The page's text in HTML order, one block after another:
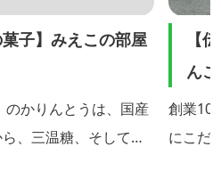
菓子】みえこの部屋
のかりんとうは、国産
、三温糖、そして
【
ん
創業
にこだ